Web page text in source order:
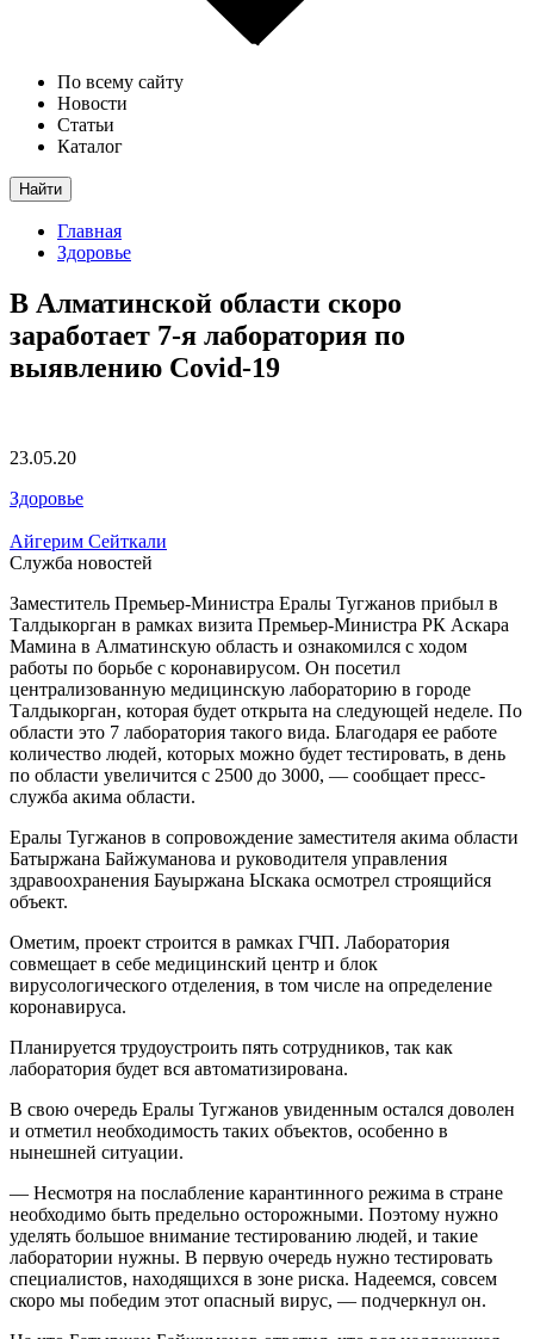
По всему сайту
Новости
Статьи
Каталог
Найти
Главная
Здоровье
В Алматинской области скоро
заработает 7-я лаборатория по
выявлению Covid-19
23.05.20
Здоровье
Айгерим Сейткали
Служба новостей
Заместитель Премьер-Министра Ералы Тугжанов прибыл в
Талдыкорган в рамках визита Премьер-Министра РК Аскара
Мамина в Алматинскую область и ознакомился с ходом
работы по борьбе с коронавирусом. Он посетил
централизованную медицинскую лабораторию в городе
Талдыкорган, которая будет открыта на следующей неделе. По
области это 7 лаборатория такого вида. Благодаря ее работе
количество людей, которых можно будет тестировать, в день
по области увеличится с 2500 до 3000, — сообщает пресс-
служба акима области.
Ералы Тугжанов в сопровождение заместителя акима области
Батыржана Байжуманова и руководителя управления
здравоохранения Бауыржана Ыскака осмотрел строящийся
объект.
Ометим, проект строится в рамках ГЧП. Лаборатория
совмещает в себе медицинский центр и блок
вирусологического отделения, в том числе на определение
коронавируса.
Планируется трудоустроить пять сотрудников, так как
лаборатория будет вся автоматизирована.
В свою очередь Ералы Тугжанов увиденным остался доволен
и отметил необходимость таких объектов, особенно в
нынешней ситуации.
— Несмотря на послабление карантинного режима в стране
необходимо быть предельно осторожными. Поэтому нужно
уделять большое внимание тестированию людей, и такие
лаборатории нужны. В первую очередь нужно тестировать
специалистов, находящихся в зоне риска. Надеемся, совсем
скоро мы победим этот опасный вирус, — подчеркнул он.